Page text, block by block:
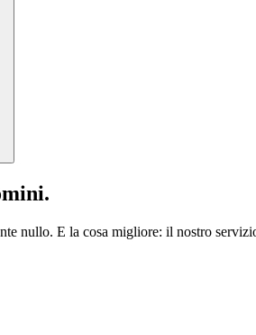
nullo. E la cosa migliore: il nostro